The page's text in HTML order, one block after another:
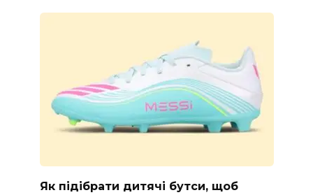
Як підібрати дитячі бутси, щоб